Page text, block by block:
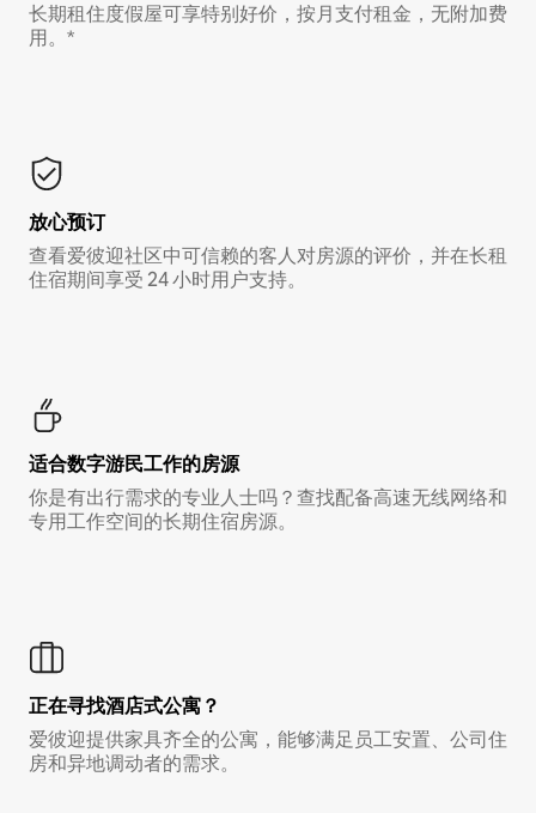
长期租住度假屋可享特别好价，按月支付租金，无附加费
用。*
放心预订
查看爱彼迎社区中可信赖的客人对房源的评价，并在长租
住宿期间享受 24 小时用户支持。
适合数字游民工作的房源
你是有出行需求的专业人士吗？查找配备高速无线网络和
专用工作空间的长期住宿房源。
正在寻找酒店式公寓？
爱彼迎提供家具齐全的公寓，能够满足员工安置、公司住
房和异地调动者的需求。